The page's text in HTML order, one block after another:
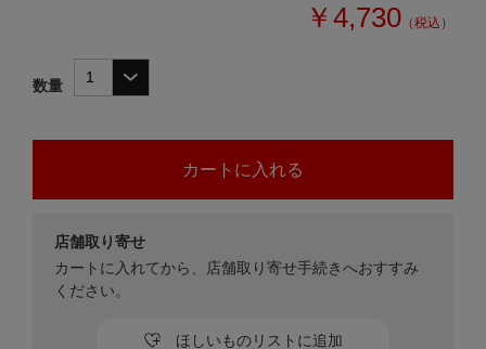
￥4,730 （税込）
数量
ほしいものリストに追加
店舗取り寄せ
カートに入れてから、店舗取り寄せ手続きへおすすみ
ください。